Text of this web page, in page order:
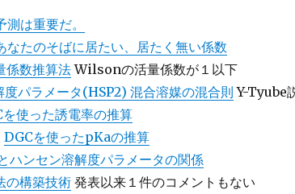
は重要だ。
なたのそばに居たい、居たく無い係数
係数推算法Wilsonの活量係数が１以下
度パラメータ(HSP2) 混合溶媒の混合則 Y-Tyube
使った誘電率の推算
DGCを使ったpKaの推算
ハンセン溶解度パラメータの関係
の構築技術 発表以来１件のコメントもない